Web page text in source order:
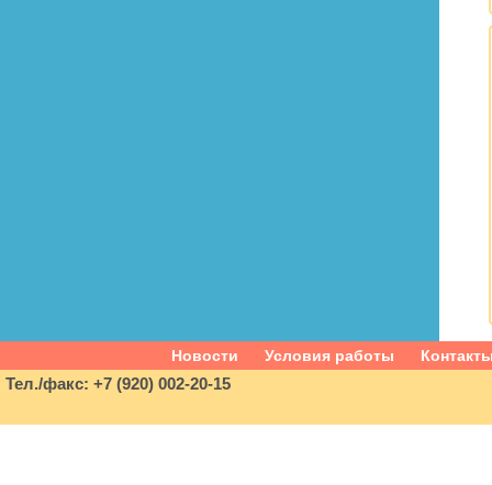
Новости Условия работы
Тел./факс: +7 (920) 002-20-15